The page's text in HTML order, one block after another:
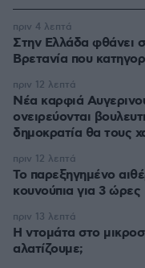
Στην Ελλάδα φθάνει
Βρετανία που
πριν 4 λεπτά
Νέα καρφιά
ονειρεύονται
δημοκρατία θα τους
πριν 12 λεπτά
Το παρεξηγημένο
κουνούπια για 3 ώρες
πριν 12 λεπτά
Η ντομάτα στο
αλατίζουμε;
πριν 13 λεπτά